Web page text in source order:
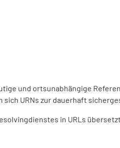
und ortsunabhängige
URNs zur dauerhaft
in URLs